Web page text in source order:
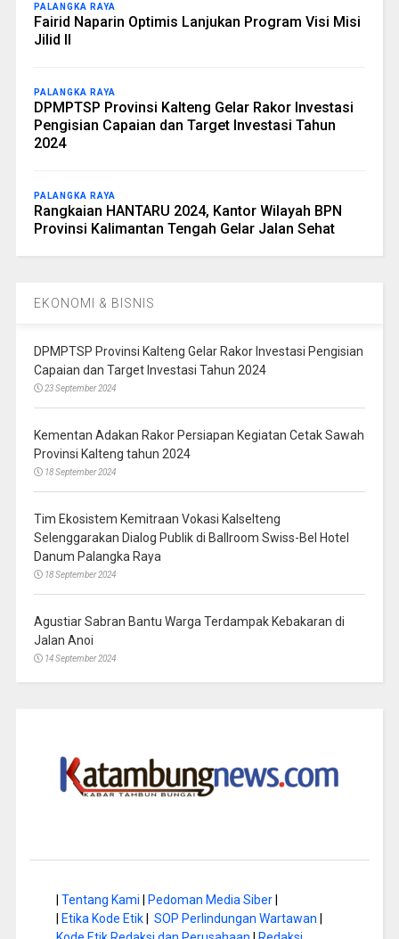
PALANGKA RAYA
Fairid Naparin Optimis Lanjukan Program Visi Misi
Jilid II
PALANGKA RAYA
DPMPTSP Provinsi Kalteng Gelar Rakor Investasi
Pengisian Capaian dan Target Investasi Tahun
2024
PALANGKA RAYA
Rangkaian HANTARU 2024, Kantor Wilayah BPN
Provinsi Kalimantan Tengah Gelar Jalan Sehat
EKONOMI & BISNIS
DPMPTSP Provinsi Kalteng Gelar Rakor Investasi Pengisian
Capaian dan Target Investasi Tahun 2024
23 September 2024
Kementan Adakan Rakor Persiapan Kegiatan Cetak Sawah
Provinsi Kalteng tahun 2024
18 September 2024
Tim Ekosistem Kemitraan Vokasi Kalselteng
Selenggarakan Dialog Publik di Ballroom Swiss-Bel Hotel
Danum Palangka Raya
18 September 2024
Agustiar Sabran Bantu Warga Terdampak Kebakaran di
Jalan Anoi
14 September 2024
Tentang Kami Pedoman Media Siber|
Etika Kode Etik| SOP Perlindungan Wartawan